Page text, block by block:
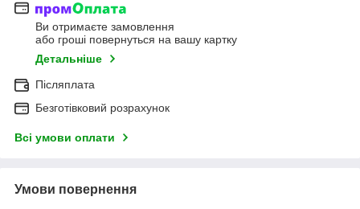
Ви отримаєте замовлення
або гроші повернуться на вашу картку
Детальніше
Післяплата
Безготівковий розрахунок
Всі умови оплати
Умови повернення